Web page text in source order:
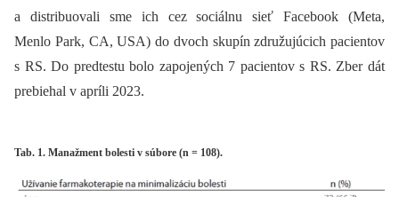
a distribuovali sme ich cez sociálnu sieť Facebook (Meta,
Menlo Park, CA, USA) do dvoch skupín združujúcich pacientov
s RS. Do predtestu bolo zapojených 7 pacientov s RS. Zber dát
prebiehal v apríli 2023.
Tab. 1. Manažment bolesti v súbore (n = 108).